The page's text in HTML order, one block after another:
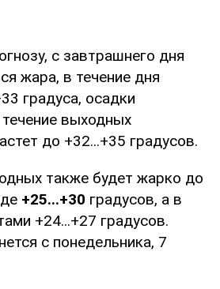
с завтрашнего дня
жара, в течение дня
градуса, осадки
выходных
до +32...+35 градусов.
также будет жарко до
+25...+30 градусов, а в
+24...+27 градусов.
с понедельника, 7